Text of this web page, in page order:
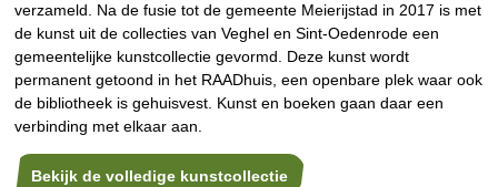
verzameld. Na de fusie tot de gemeente Meierijstad in 2017 is met
de kunst uit de collecties van Veghel en Sint-Oedenrode een
gemeentelijke kunstcollectie gevormd. Deze kunst wordt
permanent getoond in het RAADhuis, een openbare plek waar ook
de bibliotheek is gehuisvest. Kunst en boeken gaan daar een
verbinding met elkaar aan.
Bekijk de volledige kunstcollectie